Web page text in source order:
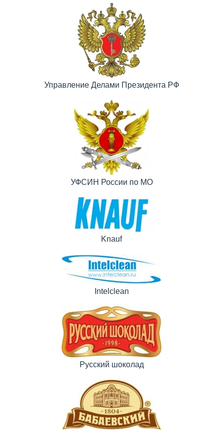
Управление Делами Президента РФ
УФСИН России по МО
Knauf
Intelclean
Русский шоколад